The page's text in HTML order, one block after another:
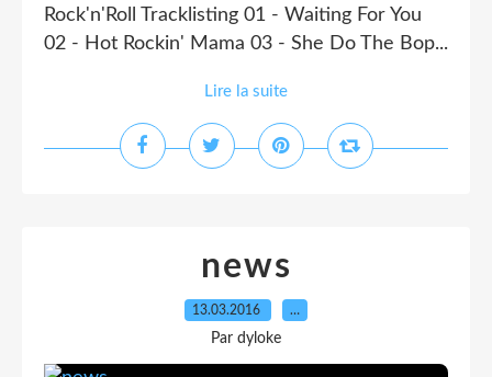
Rock'n'Roll Tracklisting 01 - Waiting For You
02 - Hot Rockin' Mama 03 - She Do The Bop...
Lire la suite
news
13.03.2016 …
Par dyloke